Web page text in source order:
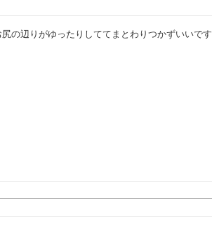
の辺りがゆったりしててまとわりつかずいいです